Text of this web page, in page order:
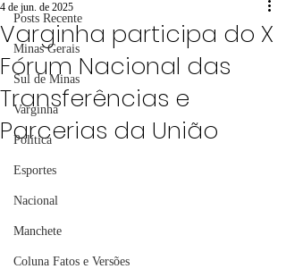
Posts Recente
Minas Gerais
Sul de Minas
Varginha
Política
Esportes
Nacional
Manchete
Coluna Fatos e Versões
Varginha participa do X
Fórum Nacional das
Transferências e
Parcerias da União
4 de jun. de 2025